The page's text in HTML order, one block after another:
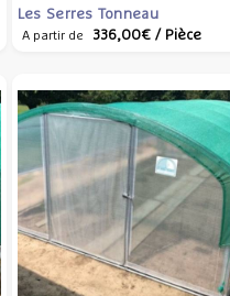
Les Serres Tonneau
A partir de 336,00€ / Pièce